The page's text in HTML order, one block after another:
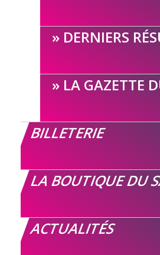
DERNIERS
LA GAZETTE
BILLETERIE
LA BOUTIQUE DU
ACTUALITÉS